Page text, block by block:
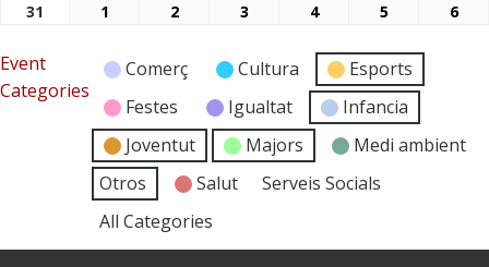
31
31/08/2026
1 01/09/2026
2 02/09/2026
3 03/09/2026
404/09/2026
5 05/09/2026
606/
Event
Categories
Comerç Cultura
Esports
Festes
Igualtat
Infancia
Joventut
Majors
Medi ambient
Otros
Salut
Serveis Socials
All Categories